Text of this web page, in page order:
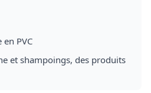
PVC
et shampoings, des produits